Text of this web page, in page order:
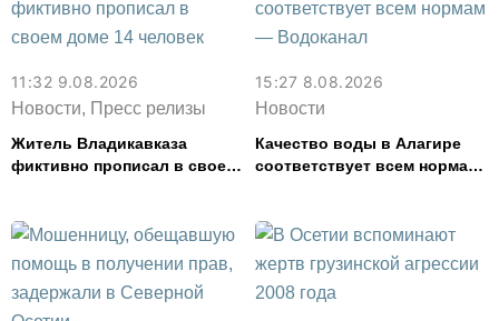
11:32 9.08.2026
Новости, Пресс релизы
Житель Владикавказа
фиктивно прописал в своем
15:27 8.08.2026
Новости
Качество воды в Алагире
соответствует всем нормам